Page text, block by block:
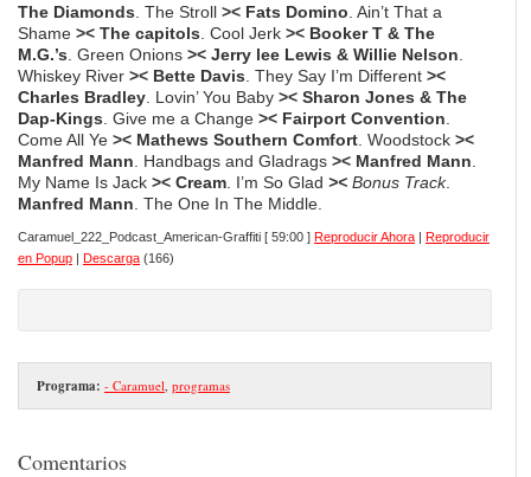
The Diamonds . The Stroll >< Fats Domino . Ain’t That a
Shame >< The capitols . Cool Jerk >< Booker T & The
M.G.’s . Green Onions >< Jerry lee Lewis & Willie Nelson
Whiskey River >< Bette Davis . They Say I’m Different ><
Charles Bradley . Lovin’ You Baby >< Sharon Jones & The
Dap-Kings . Give me a Change >< Fairport Convention
Come All Ye >< Mathews Southern Comfort . Woodstock ><
Manfred Mann . Handbags and Gladrags >< Manfred Mann
My Name Is Jack >< Cream . I’m So Glad >< Bonus Track.
Manfred Mann . The One In The Middle.
Caramuel_222_Podcast_American-Graffiti [ 59:00 ] Reproducir Ahora | Reproducir
en Popup | Descarga (166)
Programa: - Caramuel, programas
Comentarios